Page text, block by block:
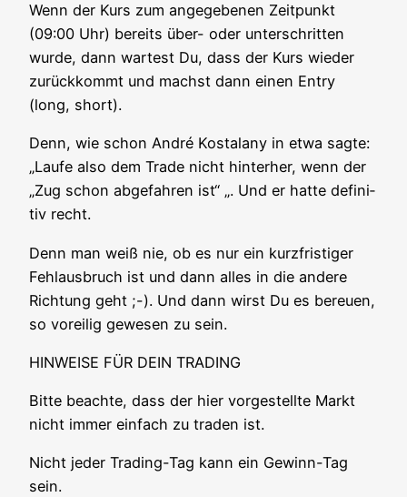
Wenn der Kurs zum ange­ge­be­nen Zeit­punkt
(09:00 Uhr) bereits über- oder unter­schrit­ten
wur­de, dann war­test Du, dass der Kurs wie­der
zurück­kommt und machst dann einen Ent­ry
(long, short).
Denn, wie schon André Kostala­ny in etwa sag­te:
„Lau­fe also dem Trade nicht hin­ter­her, wenn der
„Zug schon abge­fah­ren ist“ „. Und er hat­te defi­ni­
tiv recht.
Denn man weiß nie, ob es nur ein kurz­fris­ti­ger
Fehl­aus­bruch ist und dann alles in die ande­re
Rich­tung geht ;-). Und dann wirst Du es bereu­en,
so vor­ei­lig gewe­sen zu sein.
HINWEISE FÜR DEIN TRADING
Bit­te beach­te, dass der hier vor­ge­stell­te Markt
nicht immer ein­fach zu traden ist.
Nicht jeder Tra­ding-Tag kann ein Gewinn-Tag
sein.